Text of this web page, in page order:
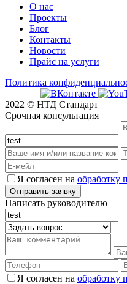
О нас
Проекты
Блог
Контакты
Новости
Прайс на услуги
Политика
2022 © НТД Стандарт
Срочная консультация
Я согласен на обработку
Написать руководителю
Я согласен на обработку